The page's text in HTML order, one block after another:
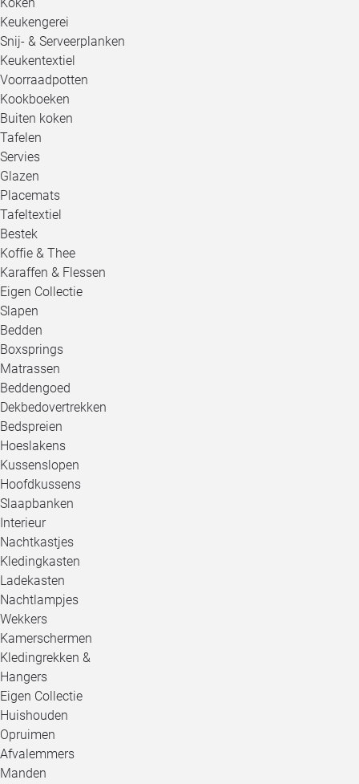
Keukengerei
Snij- & Serveerplanken
Keukentextiel
Voorraadpotten
Kookboeken
Buiten koken
Tafelen
Servies
Glazen
Placemats
Tafeltextiel
Bestek
Koffie & Thee
Karaffen & Flessen
Eigen Collectie
Slapen
Bedden
Boxsprings
Matrassen
Beddengoed
Dekbedovertrekken
Bedspreien
Hoeslakens
Kussenslopen
Hoofdkussens
Slaapbanken
Interieur
Nachtkastjes
Kledingkasten
Ladekasten
Nachtlampjes
Wekkers
Kamerschermen
Kledingrekken &
Hangers
Eigen Collectie
Huishouden
Opruimen
Afvalemmers
Manden